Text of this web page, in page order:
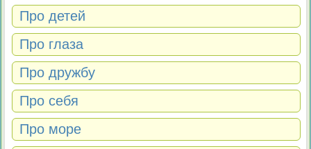
Про детей
Про глаза
Про дружбу
Про себя
Про море